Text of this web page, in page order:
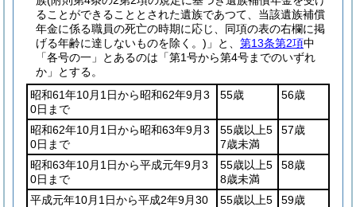
ることができることとされた遺族であつて、当該遺族補償
年金に係る職員の死亡の時期に応じ、同項の表の右欄に掲
げる年齢に達しないものを除く。) 」と、 第13条第2項中
「各号の一」とあるのは「第1号から第4号までのいずれ
か」とする。
昭和61年10月1日から昭和62年9月3
0日まで
55歳 56歳
昭和62年10月1日から昭和63年9月3
0日まで
55歳以上5
7歳未満
57歳
昭和63年10月1日から平成元年9月3
0日まで
55歳以上5
8歳未満
58歳
平成元年10月1日から平成2年9月30
55歳以上5
59歳